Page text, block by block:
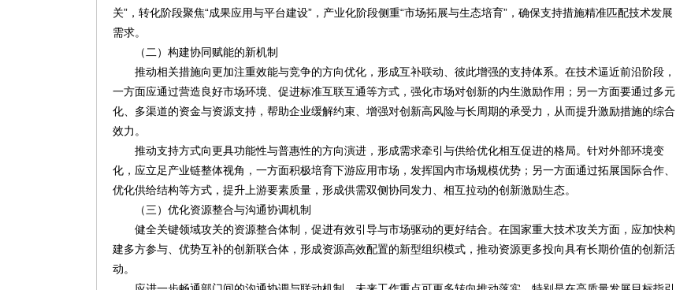
关”，转化阶段聚焦“成果应用与平台建设”，产业化阶段侧重“市场拓展与生态培育”，确保支持措施精准匹配技术发展
需求。
（二）构建协同赋能的新机制
推动相关措施向更加注重效能与竞争的方向优化，形成互补联动、彼此增强的支持体系。在技术逼近前沿阶段，
一方面应通过营造良好市场环境、促进标准互联互通等方式，强化市场对创新的内生激励作用；另一方面要通过多元
化、多渠道的资金与资源支持，帮助企业缓解约束、增强对创新高风险与长周期的承受力，从而提升激励措施的综合
效力。
推动支持方式向更具功能性与普惠性的方向演进，形成需求牵引与供给优化相互促进的格局。针对外部环境变
化，应立足产业链整体视角，一方面积极培育下游应用市场，发挥国内市场规模优势；另一方面通过拓展国际合作、
优化供给结构等方式，提升上游要素质量，形成供需双侧协同发力、相互拉动的创新激励生态。
（三）优化资源整合与沟通协调机制
健全关键领域攻关的资源整合体制，促进有效引导与市场驱动的更好结合。在国家重大技术攻关方面，应加快构
建多方参与、优势互补的创新联合体，形成资源高效配置的新型组织模式，推动资源更多投向具有长期价值的创新活
动。